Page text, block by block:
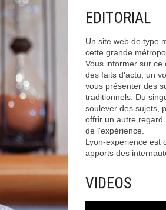
EDITORIAL
Un site web de type
cette grande
Vous informer sur
des faits d'actu, un
vous présenter des
traditionnels. Du
soulever des sujets,
offrir un autre
de l'expérience.
Lyon-experience est
apports des
VIDEOS